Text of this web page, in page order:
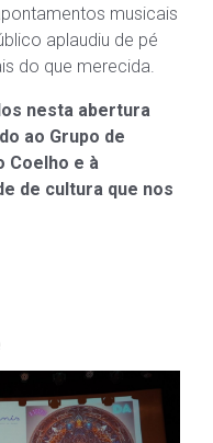
musicais
aplaudiu de pé
do que merecida.
nesta abertura
ao Grupo de
Coelho e à
de cultura que nos